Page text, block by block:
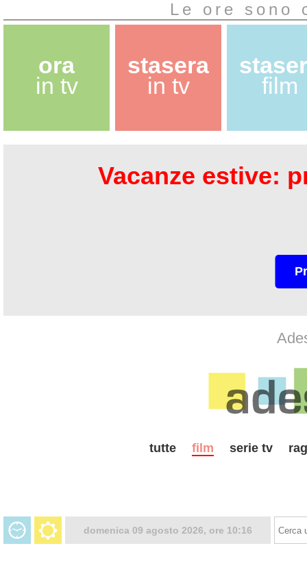
Le ore sono
ora
in tv
stasera
in tv
film
Vacanze estive:
tutte film serie tv
domenica 09 agosto 2026, ore 10:16